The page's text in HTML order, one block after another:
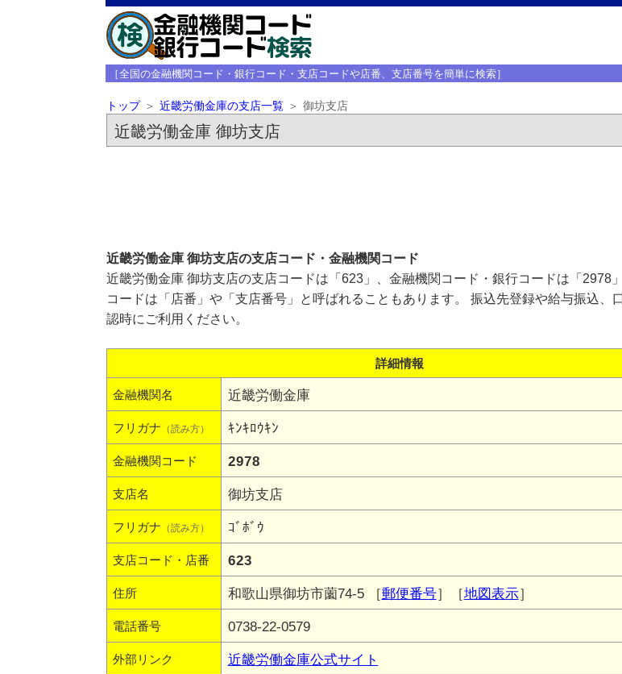
［全国の金融機関コード・銀行コード・支店コードや店番、支店番号を簡単に検索］
トップ 近畿労働金庫の支店一覧 御坊支店
近畿労働金庫 御坊支店
近畿労働金庫 御坊支店の支店コード・金融機関コード
近畿労働金庫 御坊支店の支店コードは「623」、金融機関コード・銀行コードは「2978
コードは「店番」や「支店番号」と呼ばれることもあります。 振込先登録や給与振込、
認時にご利用ください。
詳細情報
金融機関名 近畿労働金庫
フリガナ （読み方） ｷﾝｷﾛｳｷﾝ
金融機関コード 2978
支店名 御坊支店
フリガナ （読み方） ｺﾞﾎﾞｳ
支店コード・店番 623
住所 和歌山県御坊市薗74-5 ［郵便番号］［地図表示］
電話番号 0738-22-0579
外部リンク 近畿労働金庫公式サイト